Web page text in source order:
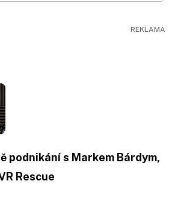
podnikání s Markem Bárdym,
Rescue